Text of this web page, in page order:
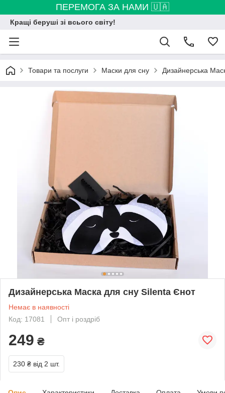
ПЕРЕМОГА ЗА НАМИ 🇺🇦
Кращі беруші зі всього світу!
Товари та послуги Маски для сну Дизайнерська
Дизайнерська Маска для сну Silenta Єнот
Немає в наявності
Код: 17081
Опт і роздріб
249 ₴
230 ₴ від 2 шт.